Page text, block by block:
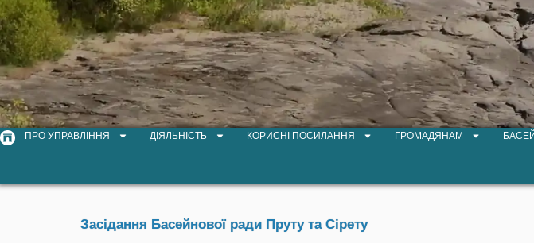
ПРО УПРАВЛІННЯ ДІЯЛЬНІСТЬ КОРИСНІ ПОСИЛАННЯ ГРОМАДЯНАМ
Засідання Басейнової ради Пруту та Сірету